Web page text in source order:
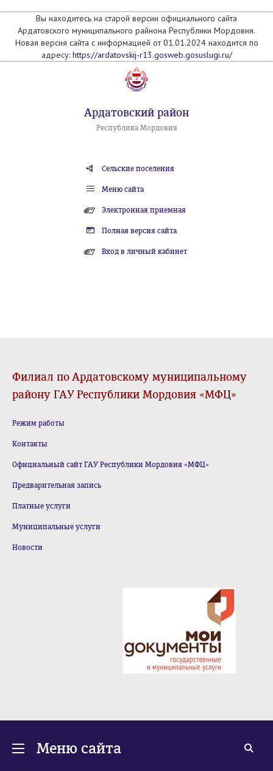
Вы находитесь на старой версии официального сайта
Ардатовского муниципального райнона Республики Мордовия.
Новая версия сайта с информацией от 01.01.2024 находится по
адресу: https://ardatovskij-r13.gosweb.gosuslugi.ru/
Ардатовский район
Республика Мордовия
Сельские поселения
Меню сайта
Электронная приемная
Полная версия сайта
Вход в личный кабинет
Филиал по Ардатовскому муниципальному
району ГАУ Республики Мордовия «МФЦ»
Режим работы
Контакты
Официальный сайт ГАУ Республики Мордовия «МФЦ»
Предварительная запись
Платные услуги
Муниципальные услуги
Новости
Меню сайта